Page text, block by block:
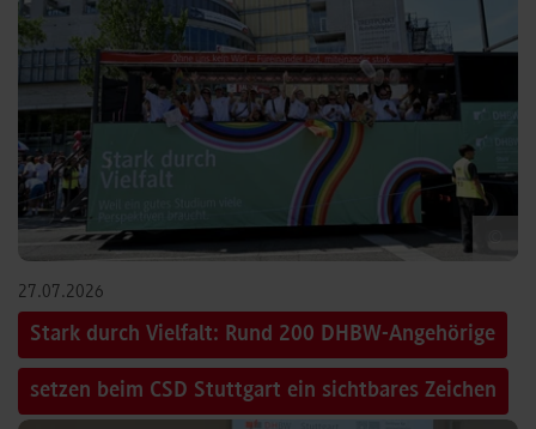
27.07.2026
Stark durch Vielfalt: Rund 200 DHBW-Angehörige
setzen beim CSD Stuttgart ein sichtbares Zeichen